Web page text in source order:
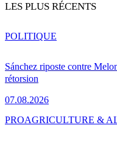
LES PLUS RÉCENTS
Sánchez riposte contre
rétorsion
07.08.2026
POLITIQUE
PROAGRICULTURE &